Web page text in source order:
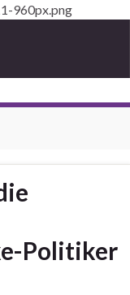
Politiker